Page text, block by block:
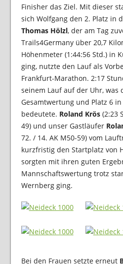
Finisher das Ziel. Mit dieser
sich Wolfgang den 2. Platz in
Thomas Hölzl, der am Tag
Trails4Germany über 20,7
Höhenmeter (1:44:56 Std.) in
ging, nutzte den Lauf als
Frankfurt-Marathon. 2:17
seinem Lauf auf der Uhr, was
Gesamtwertung und Platz 6
bedeutete. Roland Krös(2:23
49) und unser Gastläufer
72. / 14. AK M50-59) vom
kurzfristig den Startplatz von
sorgten mit ihren guten
Mannschaftswertung trotz
Wernberg ging.
Bei den Frauen setzte erneut